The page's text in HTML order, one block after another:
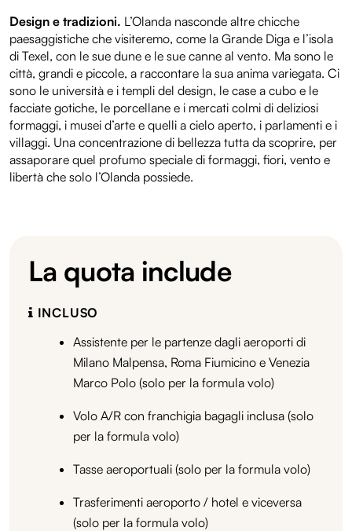
Design e tradizioni. L’Olanda nasconde altre chicche
paesaggistiche che visiteremo, come la Grande Diga e l’isola
di Texel, con le sue dune e le sue canne al vento. Ma sono le
città, grandi e piccole, a raccontare la sua anima variegata. Ci
sono le università e i templi del design, le case a cubo e le
facciate gotiche, le porcellane e i mercati colmi di deliziosi
formaggi, i musei d’arte e quelli a cielo aperto, i parlamenti e i
villaggi. Una concentrazione di bellezza tutta da scoprire, per
assaporare quel profumo speciale di formaggi, fiori, vento e
libertà che solo l’Olanda possiede.
La quota include
INCLUSO
Assistente per le partenze dagli aeroporti di
Milano Malpensa, Roma Fiumicino e Venezia
Marco Polo (solo per la formula volo)
Volo A/R con franchigia bagagli inclusa (solo
per la formula volo)
Tasse aeroportuali (solo per la formula volo)
Trasferimenti aeroporto / hotel e viceversa
(solo per la formula volo)